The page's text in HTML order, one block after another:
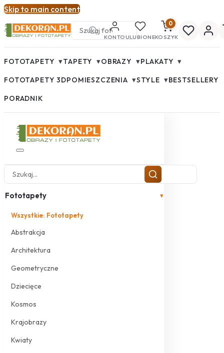
Skip to main content
KONTOULUBIONE
0
KOSZYK
FOTOTAPETY ▾TAPETY ▾OBRAZY ▾PLAKATY ▾
FOTOTAPETY 3DPOMIESZCZENIA ▾STYLE ▾BESTSELLERY
PORADNIK
Fototapety ▾
Wszystkie: Fototapety
Abstrakcja
Architektura
Geometryczne
Dziecięce
Kosmos
Krajobrazy
Kwiaty